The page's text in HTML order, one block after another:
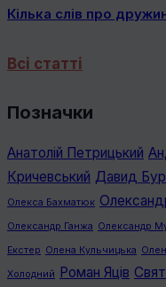
Кілька слів про
Всі статті
Позначки
Анатолій Петрицький
Кричевський Давид
Олекса Бахматюк
Олександр Ганжа Олександр
Екстер Олена Кульчицька
Холодний Роман Яців